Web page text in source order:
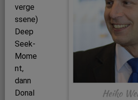
verge
ssene)
Deep
Seek-
Mome
nt,
dann
Donal